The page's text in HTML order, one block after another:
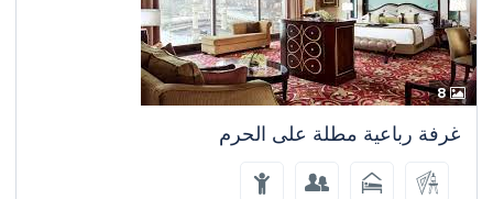
8
غرفة رباعية مطلة على الحرم